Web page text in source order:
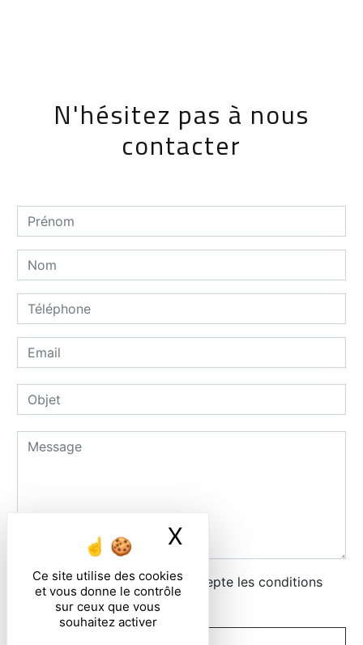
Ce site utilise des cookies
et vous donne le contrôle
sur ceux que vous
souhaitez activer
X
N'hésitez pas à nous
contacter
En cochant cette case, j'accepte les conditions
particulières ci-dessous **